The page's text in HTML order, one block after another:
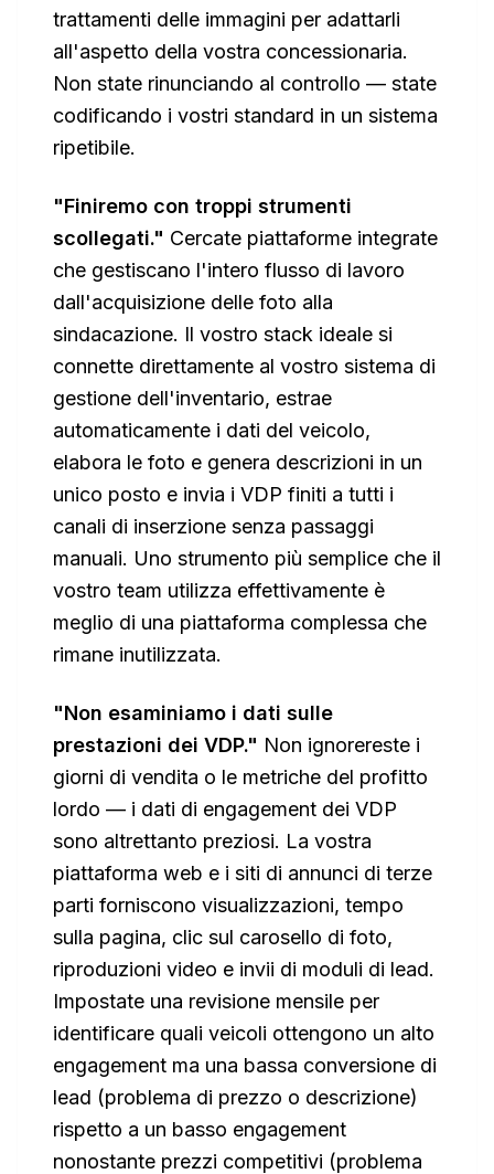
trattamenti delle immagini per adattarli
all'aspetto della vostra concessionaria.
Non state rinunciando al controllo — state
codificando i vostri standard in un sistema
ripetibile.
"Finiremo con troppi strumenti
scollegati." Cercate piattaforme integrate
che gestiscano l'intero flusso di lavoro
dall'acquisizione delle foto alla
sindacazione. Il vostro stack ideale si
connette direttamente al vostro sistema di
gestione dell'inventario, estrae
automaticamente i dati del veicolo,
elabora le foto e genera descrizioni in un
unico posto e invia i VDP finiti a tutti i
canali di inserzione senza passaggi
manuali. Uno strumento più semplice che il
vostro team utilizza effettivamente è
meglio di una piattaforma complessa che
rimane inutilizzata.
"Non esaminiamo i dati sulle
prestazioni dei VDP." Non ignorereste i
giorni di vendita o le metriche del profitto
lordo — i dati di engagement dei VDP
sono altrettanto preziosi. La vostra
piattaforma web e i siti di annunci di terze
parti forniscono visualizzazioni, tempo
sulla pagina, clic sul carosello di foto,
riproduzioni video e invii di moduli di lead.
Impostate una revisione mensile per
identificare quali veicoli ottengono un alto
engagement ma una bassa conversione di
lead (problema di prezzo o descrizione)
rispetto a un basso engagement
nonostante prezzi competitivi (problema